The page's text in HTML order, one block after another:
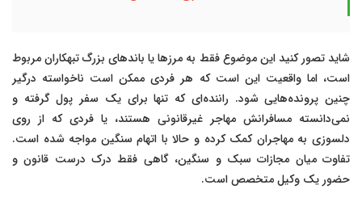
شاید تصور کنید این موضوع فقط به مرزها یا باندهای بزرگ تبهکاران مربوط
است، اما واقعیت این است که هر فردی ممکن است ناخواسته درگیر
چنین پرونده‌هایی شود. راننده‌ای که تنها برای یک سفر پول گرفته و
نمی‌دانسته مسافرانش مهاجر غیرقانونی هستند، یا فردی که از روی
دلسوزی به مهاجران کمک کرده و حالا با اتهام سنگین مواجه شده است.
تفاوت میان مجازات سبک و سنگین، گاهی فقط درک درست قانون و
حضور یک وکیل متخصص است.